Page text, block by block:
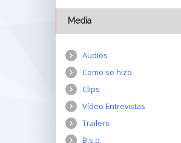
Media
Audios
Como se hizo
Clips
Vídeo Entrevistas
Trailers
B.s.o.